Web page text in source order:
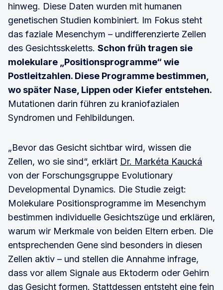
hinweg. Diese Daten wurden mit humanen
genetischen Studien kombiniert. Im Fokus steht
das faziale Mesenchym – undifferenzierte Zellen
des Gesichtsskeletts. Schon früh tragen sie
molekulare „Positionsprogramme“ wie
Postleitzahlen. Diese Programme bestimmen,
wo später Nase, Lippen oder Kiefer entstehen.
Mutationen darin führen zu kraniofazialen
Syndromen und Fehlbildungen.
„Bevor das Gesicht sichtbar wird, wissen die
Zellen, wo sie sind“, erklärt Dr. Markéta Kaucká
von der Forschungsgruppe Evolutionary
Developmental Dynamics. Die Studie zeigt:
Molekulare Positionsprogramme im Mesenchym
bestimmen individuelle Gesichtszüge und erklären,
warum wir Merkmale von beiden Eltern erben. Die
entsprechenden Gene sind besonders in diesen
Zellen aktiv – und stellen die Annahme infrage,
dass vor allem Signale aus Ektoderm oder Gehirn
das Gesicht formen. Stattdessen entsteht eine fein